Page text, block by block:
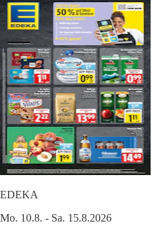
EDEKA
Mo. 10.8. - Sa. 15.8.2026